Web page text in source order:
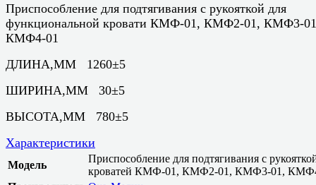
Приспособление для подтягивания с рукояткой для
функциональной кровати КМФ-01, КМФ2-01, КМФ3-
КМФ4-01
ДЛИНА,ММ 1260±5
ШИРИНА,ММ 30±5
ВЫСОТА,ММ 780±5
Характеристики
Модель
Приспособление для подтягивания с
кроватей КМФ-01, КМФ2-01, КМФ3-01,